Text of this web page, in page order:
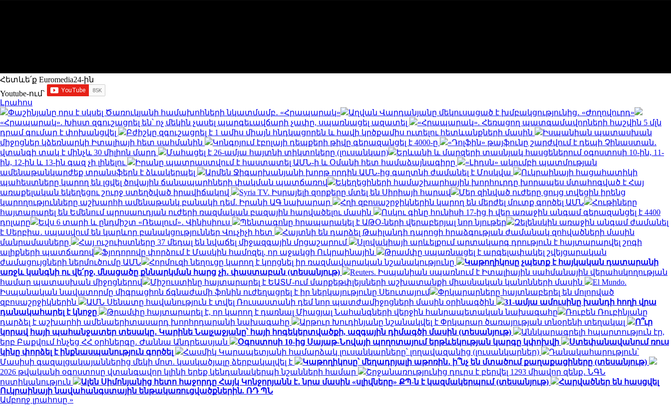
Հետևե՛ք Euromedia24-ին
Youtube-ում`
Լրահոս
Փաշինյանը որս է սկսել Ծառուկյանի համախոհների նկատմամբ․ «Հրապարակ»
Աղվան Վարդանյանը մեկուսացած է խմբակցությունից․ «Ժողովուրդ»
«Հրապարակ». Խիստ զգուշացրել են՝ ոչ մեկին չասել պարգեւավճարի չափը, սպառնացել ազատել
«Հրապարակ». Հեռացող պատգամավորների հաշվին 5 մլն
դրամ գումար է փոխանցվել
Բժիշկը զգուշացրել է 1 ամիս միայն հնդկացորեն և հավի կրծքամիս ուտելու հետևանքների մասին
Իսպանիան պատասխան
միջոցներ կձեռնարկի Իտալիայի հետ սահմանին
Կոնգոյում էբոլայի դեպքերի թիվը գերազանցել է 4000-ը
«Դոլֆին» թայֆունը շարժվում է դեպի Չինաստան․
վտանգի տակ է մինչև 30 միլիոն մարդ
Մահացել է 26-ամյա հայտնի տիկտոկերը (լուսանկար)
Երևանի և մարզերի տասնյակ հասցեներում օգոստոսի 10-ին, 11-
ին, 12-ին և 13-ին գազ չի լինելու
Իրանը պատրաստվում է հաստատել ԱՄՆ-ի և Օմանի հետ համաձայնագիրը
«Լիդսն» ակումբի պատմության
ամենաթանկարժեք տրանսֆերն է ձևակերպել
Արմեն Ջիգարխանյանի խորթ որդին ԱՄՆ-ից գաղտնի ժամանել է Մոսկվա
Ուկրաինայի հացահատիկի
պահեստները կարող են լցվել ծովային ճանապարհների փակման պատճառով
Եկեղեցիների համաշխարհային խորհուրդը խորապես մտահոգված է Հայ
առաքելական եկեղեցու շուրջ ստեղծված իրավիճակով
Syria TV. Իսրայելի զորքերը մտել են Սիրիայի հարավ
Մեր զինված ուժերը ցույց տվեցին իրենց
կարողությունները աշխարհի ամենաթանկ բանակի դեմ. Իրանի ԱԳ նախարար
Հղի զբոսաշրջիկներին կարող են մերժել մուտք գործել ԱՄՆ
Հութիները
հայտարարել են Եմենում պրոսաուդյան ուժերի ռազմական բազային հարվածելու մասին
Ոսկու գինը հունիսի 17-ից ի վեր առաջին անգամ գերազանցել է 4400
դոլարը
Եվս 6 տարի և ընդմիշտ «Ռեալում»․ Վինիսիուս Պենտագոնը հրապարակել է ԱԹՕ-ների վերաբերյալ նոր նյութեր
Զելենսկին առաջին անգամ ժամանել
է Սերբիա․ սպասվում են կարևոր բանակցություններ Վուչիչի հետ
Հայտնի են դարձել Թաիլանդի դպրոցի հրաձգության ժամանակ զոհվածների մասին
մանրամասները
Հայ ուշուիստները 37 մեդալ են նվաճել միջազգային մրցաշարում
Սլովակիայի արևելքում արտակարգ դրություն է հայտարարվել շոգի
ալիքների պատճառով
Ֆյոդորովը փորձում է Մասկին համոզել, որ աջակցի Ուկրաինային
Թրամփը սպառնացել է արգելափակել շվեյցարական
ժամացույցների ներմուծումը ԱՄՆ
Հորմուզի նեղուցը կարող է կորցնել իր ռազմավարական նշանակությունը
Կաթողիկոսը չպետք է հայկական դատարանի
առջև կանգնի ու վե՛րջ, մնացածը քննարկման հարց չի․ փաստաբան (տեսանյութ)
Reuters. Իսպանիան սպառնում է Իտալիային սահմանային վերահսկողության
համար պատասխան միջոցներով
Միշուստինը հայտարարել է ԵԱՏՄ-ում մարքեթփլեյսների աշխատանքի միասնական կանոնների մասին
El Mundo.
Իսպանական նավատորմը միգրացիոն ճգնաժամի ֆոնին ուժեղացրել է իր ներկայությունը Սեուտայում
Փրկարարները հայտնաբերել են մոլորված
զբոսաշրջիկներին
ԱՄՆ Սենատը հավանություն է տվել Ռուսաստանի դեմ նոր պատժամիջոցների մասին օրինագծին
31-ամյա ամուսինը խանդի հողի վրա
դանակահարել է կնոջը
Թրամփը հայտարարել է, որ կարող է դառնալ Միացյալ Նահանգների վերջին հանրապետական ​​նախագահը
Ռուբեն Ռուբինյանը
դարձել է աշխարհի ամենաերիտասարդ խորհրդարանի նախագահը
Արթուր Խուդինյանը նշանակվել է Փրկարար ծառայության տնօրենի տեղակալ
Ո՞ւր
կորավ հայի պահանջատեր տեսակը․ Կարինե Նալչաջյանը՝ հայի հոգեկերտվածքի, ազգային դիմագծի մասին (տեսանյութ)
Աննկարագրելի հպարտություն էր,
երբ Բաքվում հնչեց ՀՀ օրհներգը․ Ժաննա Անդրեասյան
Օգոստոսի 10-ից Սայաթ-Նովայի պողոտայում երթևեկության կարգը կփոխվի
Ստեփանավանում ռուս
կինը փորձել է ինքնասպանություն գործել
Հասմիկ Կարապետյանի համարձակ լուսանկարները՝ լողավազանից (լուսանկարներ)
Դանակահարություն՝
Մասիսի գազալցակայաններից մեկի մոտ. կասկածյալը ձերբակալվել է
Կաթողիկոսը՝ մեղադրյալի աթոռին․ ի՞նչ են մտածում քաղաքացիները (տեսանյութ)
2026 թվականի օգոստոսը վտանգավոր կլինի երեք կենդանակերպի նշանների համար
Շրջանառությունից դուրս է բերվել 1293 միավոր զենք․ ՆԳՆ
ոստիկանություն
Ալեն Սիմոնյանից հետո հաջորդը Հայկ Կոնջորյանն է․ նրա մասին «սլիվները» ՔՊ-ն է կազմակերպում (տեսանյութ)
Հարվածներ են հասցվել
Ուկրաինայի նավահանգստային ենթակառուցվածքներին. ՌԴ ՊՆ
Ամբողջ լրահոսը »